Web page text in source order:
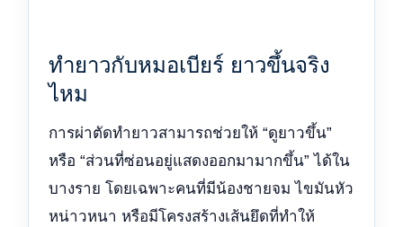
ทำยาวกับหมอเบียร์ ยาวขึ้นจริง
ไหม
การผ่าตัดทำยาวสามารถช่วยให้ “ดูยาวขึ้น”
หรือ “ส่วนที่ซ่อนอยู่แสดงออกมามากขึ้น” ได้ใน
บางราย โดยเฉพาะคนที่มีน้องชายจม ไขมันหัว
หน่าวหนา หรือมีโครงสร้างเส้นยึดที่ทำให้